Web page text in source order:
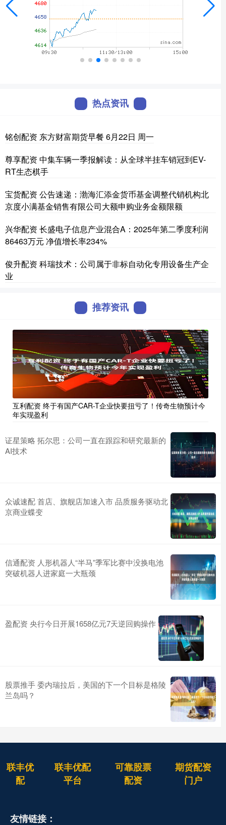
热点资讯
铭创配资 东方财富期货早餐 6月22日 周一
尊享配资 中集车辆一季报解读：从全球半挂车销冠到EV-
RT生态棋手
宝货配资 公告速递：渤海汇添金货币基金调整代销机构北
京度小满基金销售有限公司大额申购业务金额限额
兴华配资 长盛电子信息产业混合A：2025年第二季度利润
86463万元 净值增长率234%
俊升配资 科瑞技术：公司属于非标自动化专用设备生产企
业
推荐资讯
互利配资 终于有国产CAR-T企业快要扭亏了！传奇生物预计今
年实现盈利
证星策略 拓尔思：公司一直在跟踪和研究最新的
AI技术
众诚速配 首店、旗舰店加速入市 品质服务驱动北
京商业蝶变
信通配资 人形机器人“半马”季军比赛中没换电池
突破机器人进家庭一大瓶颈
盈配资 央行今日开展1658亿元7天逆回购操作
股票推手 委内瑞拉后，美国的下一个目标是格陵
兰岛吗？
联丰优
配
联丰优配
平台
可靠股票
配资
期货配资
门户
友情链接：